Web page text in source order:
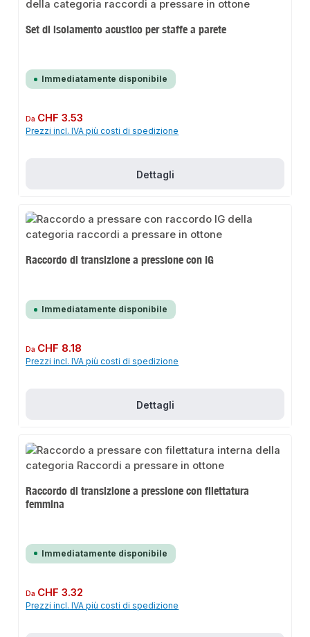
Set di isolamento acustico per staffe a parete
Immediatamente disponibile
Prezzo normale:
Da CHF 3.53
Prezzi incl. IVA più costi di spedizione
Dettagli
Raccordo di transizione a pressione con IG
Immediatamente disponibile
Prezzo normale:
Da CHF 8.18
Prezzi incl. IVA più costi di spedizione
Dettagli
Raccordo di transizione a pressione con filettatura
femmina
Immediatamente disponibile
Prezzo normale:
Da CHF 3.32
Prezzi incl. IVA più costi di spedizione